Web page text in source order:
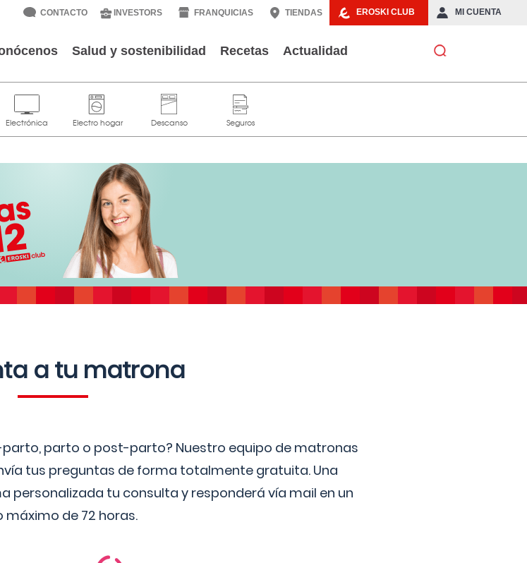
EROSKI CLUB MI CUENTA
CONTACTO INVESTORS FRANQUICIAS TIENDAS
Salud y sostenibilidad Recetas Actualidad
a tu matrona
parto o post-parto? Nuestro equipo de matronas
tus preguntas de forma totalmente gratuita. Una
tu consulta y responderá vía mail en un
máximo de 72 horas.